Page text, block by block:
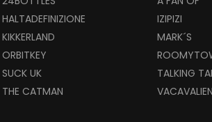
HALTADEFINIZIONE
IZIPIZI
KIKKERLAND
MARK´S
ORBITKEY
SUCK UK
TALKING
THE CATMAN